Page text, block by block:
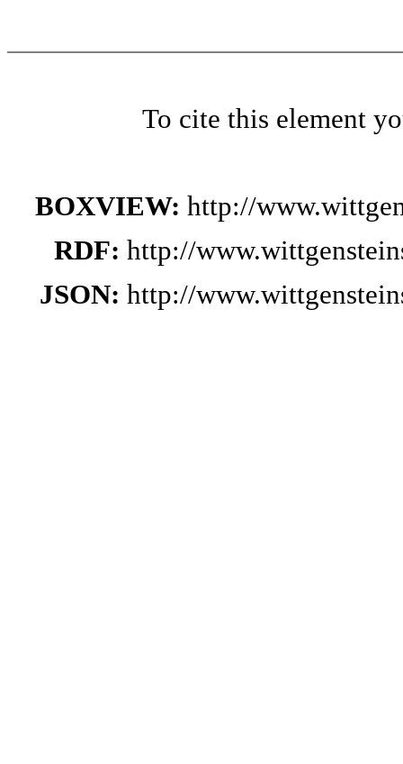
To cite this element
BOXVIEW: http://
RDF: http://
JSON: http://